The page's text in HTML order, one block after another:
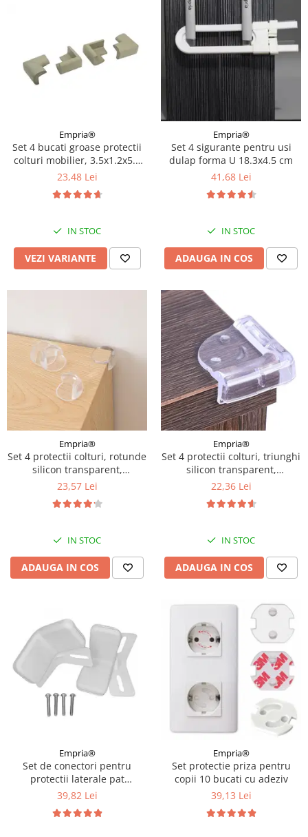
Empria®
Set 4 bucati groase protectii
colturi mobilier, 3.5x1.2x5.5
cm, Diverse culori
23,48 Lei
IN STOC
VEZI VARIANTE
Empria®
Set 4 sigurante pentru usi
dulap forma U 18.3x4.5 cm
41,68 Lei
IN STOC
ADAUGA IN COS
Empria®
Set 4 protectii colturi, rotunde
silicon transparent,
4.3x3.0x2.0 cm
23,57 Lei
IN STOC
ADAUGA IN COS
Empria®
Set 4 protectii colturi, triunghi
silicon transparent,
4.2x1.9x0.8 cm
22,36 Lei
IN STOC
ADAUGA IN COS
Empria®
Set de conectori pentru
protectii laterale pat
PREMIUM XXL, 81-96 cm
39,82 Lei
Empria®
Set protectie priza pentru
copii 10 bucati cu adeziv
39,13 Lei